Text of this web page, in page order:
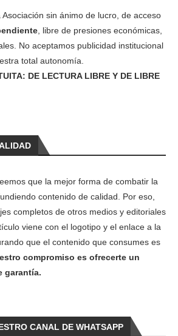
Asociación sin ánimo de lucro, de acceso
, libre de presiones económicas,
No aceptamos publicidad institucional
total autonomía.
DE LECTURA LIBRE Y DE LIBRE
que la mejor forma de combatir la
contenido de calidad. Por eso,
completos de otros medios y editoriales
viene con el logotipo y el enlace a la
que el contenido que consumes es
compromiso es ofrecerte un
garantía.
CANAL DE WHATSAPP